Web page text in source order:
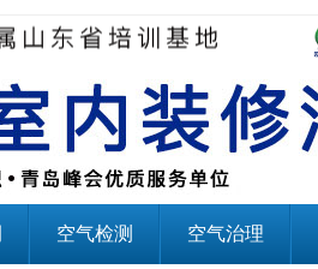
空气检测 空气治理